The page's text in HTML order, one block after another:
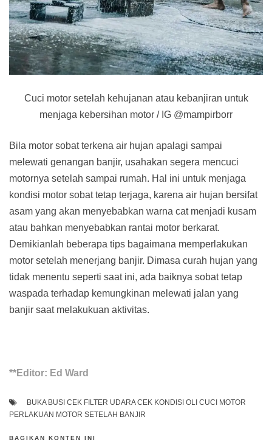
Cuci motor setelah kehujanan atau kebanjiran untuk
menjaga kebersihan motor / IG @mampirborr
Bila motor sobat terkena air hujan apalagi sampai
melewati genangan banjir, usahakan segera mencuci
motornya setelah sampai rumah. Hal ini untuk menjaga
kondisi motor sobat tetap terjaga, karena air hujan bersifat
asam yang akan menyebabkan warna cat menjadi kusam
atau bahkan menyebabkan rantai motor berkarat.
Demikianlah beberapa tips bagaimana memperlakukan
motor setelah menerjang banjir. Dimasa curah hujan yang
tidak menentu seperti saat ini, ada baiknya sobat tetap
waspada terhadap kemungkinan melewati jalan yang
banjir saat melakukuan aktivitas.
**Editor: Ed Ward
BUKA BUSI CEK FILTER UDARA CEK KONDISI OLI CUCI MOTOR
PERLAKUAN MOTOR SETELAH BANJIR
BAGIKAN KONTEN INI